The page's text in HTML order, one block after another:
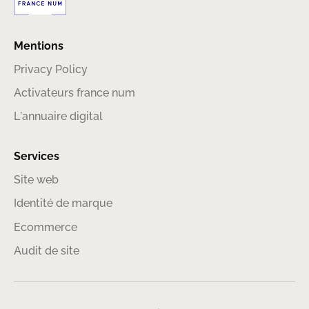
Mentions
Privacy Policy
Activateurs france num
L’annuaire digital
Services
Site web
Identité de marque
Ecommerce
Audit de site